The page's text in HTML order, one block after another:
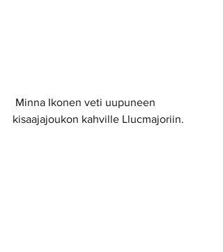
kisaajajoukon kahville Llucmajoriin.